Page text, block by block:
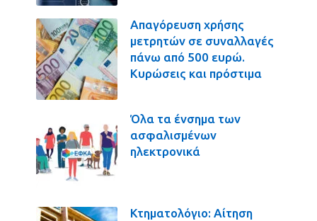
Απαγόρευση χρήσης
μετρητών σε συναλλαγές
πάνω από 500 ευρώ.
Κυρώσεις και πρόστιμα
Όλα τα ένσημα των
ασφαλισμένων
ηλεκτρονικά
Κτηματολόγιο: Αίτηση